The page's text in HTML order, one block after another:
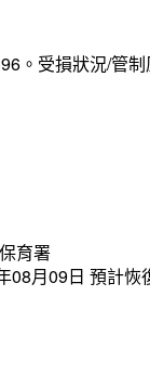
。受損狀況/管
育署
08月09日 預計